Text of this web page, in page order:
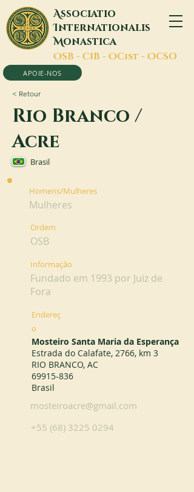
Associatio
Internationalis
Monastica
OSB - CIB - OCist - OCSO
APOIE-NOS
< Retour
Rio Branco /
Acre
Brasil
Homens/Mulheres
Mulheres
Ordem
OSB
Informação
Fundado em 1993 por Juiz de
Fora
Endereç
o
Mosteiro Santa Maria da Esperança
Estrada do Calafate, 2766, km 3
RIO BRANCO, AC
69915-836
Brasil
mosteiroacre@gmail.com
+55 (68) 3225 0294